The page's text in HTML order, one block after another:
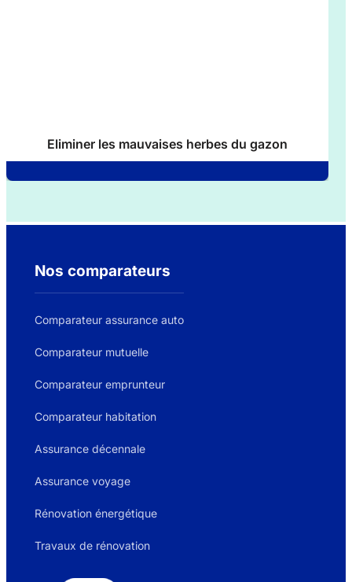
Eliminer les mauvaises herbes du gazon
Nos comparateurs
Comparateur assurance auto
Comparateur mutuelle
Comparateur emprunteur
Comparateur habitation
Assurance décennale
Assurance voyage
Rénovation énergétique
Travaux de rénovation